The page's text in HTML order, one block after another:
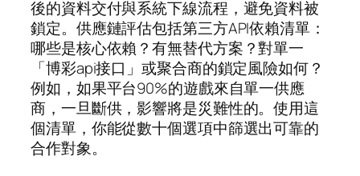
後的資料交付與系統下線流程，避免資料被
鎖定。供應鏈評估包括第三方API依賴清單：
哪些是核心依賴？有無替代方案？對單一
「博彩api接口」或聚合商的鎖定風險如何？
例如，如果平台90%的遊戲來自單一供應
商，一旦斷供，影響將是災難性的。使用這
個清單，你能從數十個選項中篩選出可靠的
合作對象。